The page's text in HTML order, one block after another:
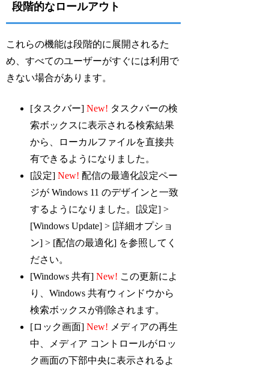
段階的なロールアウト
これらの機能は段階的に展開されるた
め、すべてのユーザーがすぐには利用で
きない場合があります。
[タスクバー]​​​​​​​​New! タスクバーの検
索ボックスに表示される検索結果
から、ローカルファイルを直接共
有できるようになりました。
[設定]New!配信の最適化設定ペー
ジが Windows 11 のデザインと一致
するようになりました。[設定] >
[Windows Update] > [詳細オプショ
ン] > [配信の最適化] を参照してく
ださい。
[Windows 共有]New! この更新によ
り、Windows 共有ウィンドウから
検索ボックスが削除されます。
[ロック画面]New! メディアの再生
中、メディア コントロールがロッ
ク画面の下部中央に表示されるよ